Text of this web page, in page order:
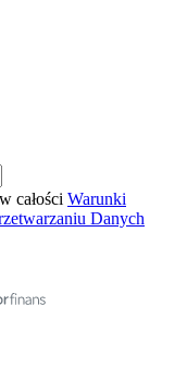
całości Warunki
Danych